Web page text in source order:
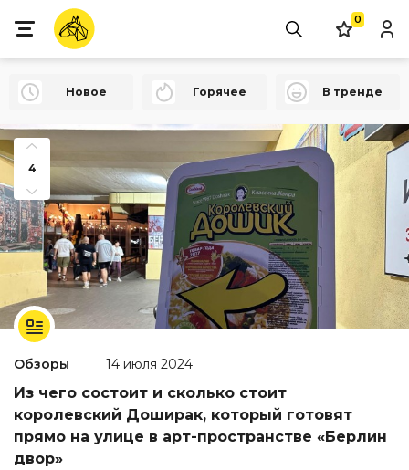
0
Новое Горячее В тренде
4
Обзоры 14 июля 2024
Из чего состоит и сколько стоит
королевский Доширак, который готовят
прямо на улице в арт-пространстве «Берлин
двор»